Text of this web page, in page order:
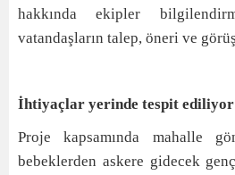
hakkında ekipler
vatandaşların talep, öneri ve
İhtiyaçlar yerinde tespit ediliyor
Proje kapsamında mahalle
bebeklerden askere gidecek